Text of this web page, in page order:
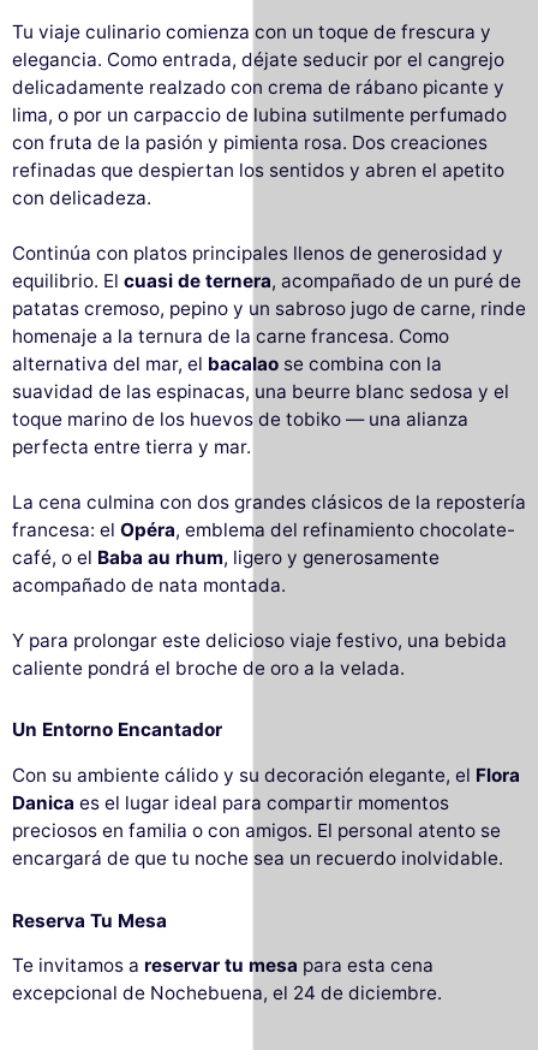
Tu viaje culinario comienza con un toque de frescura y
elegancia. Como entrada, déjate seducir por el cangrejo
delicadamente realzado con crema de rábano picante y
lima, o por un carpaccio de lubina sutilmente perfumado
con fruta de la pasión y pimienta rosa. Dos creaciones
refinadas que despiertan los sentidos y abren el apetito
con delicadeza.
Continúa con platos principales llenos de generosidad y
equilibrio. El cuasi de ternera, acompañado de un puré de
patatas cremoso, pepino y un sabroso jugo de carne, rinde
homenaje a la ternura de la carne francesa. Como
alternativa del mar, el bacalao se combina con la
suavidad de las espinacas, una beurre blanc sedosa y el
toque marino de los huevos de tobiko — una alianza
perfecta entre tierra y mar.
La cena culmina con dos grandes clásicos de la repostería
francesa: el Opéra, emblema del refinamiento chocolate-
café, o el Baba au rhum, ligero y generosamente
acompañado de nata montada.
Y para prolongar este delicioso viaje festivo, una bebida
caliente pondrá el broche de oro a la velada.
Un Entorno Encantador
Con su ambiente cálido y su decoración elegante, el Flora
Danica es el lugar ideal para compartir momentos
preciosos en familia o con amigos. El personal atento se
encargará de que tu noche sea un recuerdo inolvidable.
Reserva Tu Mesa
Te invitamos a reservar tu mesa para esta cena
excepcional de Nochebuena, el 24 de diciembre.